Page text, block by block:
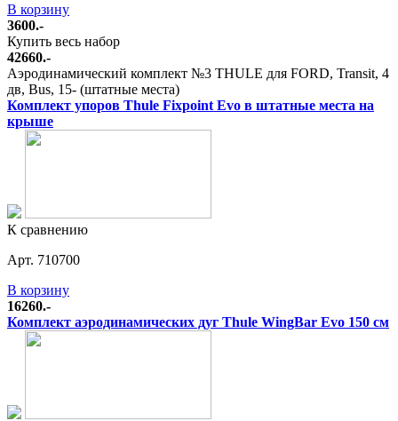
В корзину
3600.-
Купить весь набор
42660.-
Аэродинамический комплект №3 THULE для FORD, Transit, 4
дв, Bus, 15- (штатные места)
Комплект упоров Thule Fixpoint Evo в штатные места на
крыше
К сравнению
Арт. 710700
В корзину
16260.-
Комплект аэродинамических дуг Thule WingBar Evo 150 см